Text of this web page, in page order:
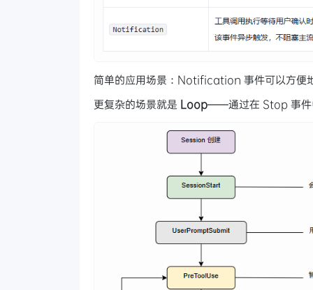
简单的应用场景：Notification 事件可以方便
更复杂的场景就是 Loop——通过在 Stop 事件